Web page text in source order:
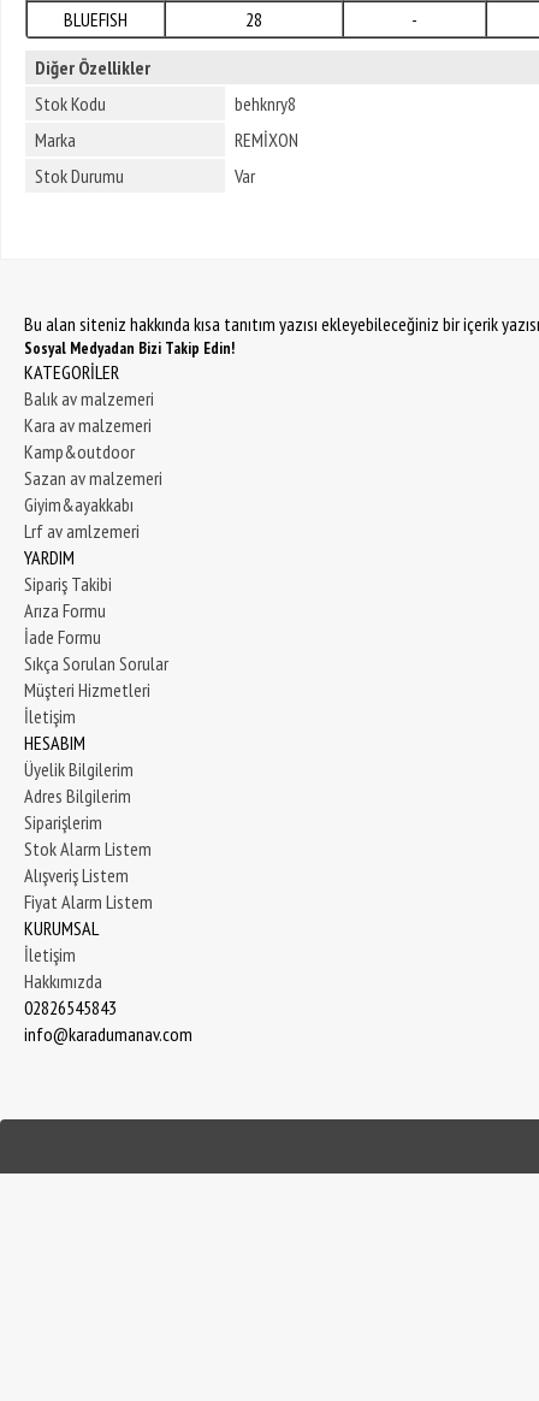
BLUEFISH
28
-
Diğer Özellikler
Stok Kodu
behknry8
Marka
REMİXON
Stok Durumu
Var
Bu alan siteniz hakkında kısa tanıtım yazısı ekleyebileceğiniz bir içerik
Sosyal Medyadan Bizi Takip Edin!
KATEGORİLER
Balık av malzemeri
Kara av malzemeri
Kamp&outdoor
Sazan av malzemeri
Giyim&ayakkabı
Lrf av amlzemeri
YARDIM
Sipariş Takibi
Arıza Formu
İade Formu
Sıkça Sorulan Sorular
Müşteri Hizmetleri
İletişim
HESABIM
Üyelik Bilgilerim
Adres Bilgilerim
Siparişlerim
Stok Alarm Listem
Alışveriş Listem
Fiyat Alarm Listem
KURUMSAL
İletişim
Hakkımızda
02826545843
info@karadumanav.com